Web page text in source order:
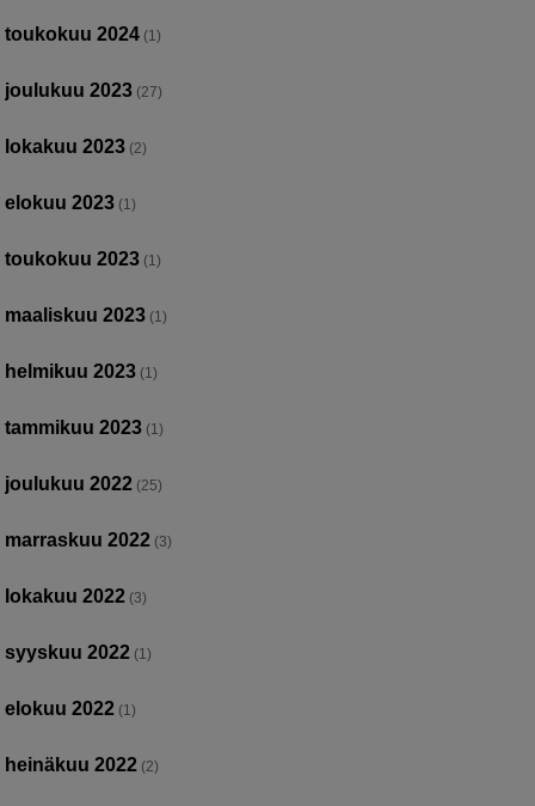
toukokuu 2024 (1)
joulukuu 2023 (27)
lokakuu 2023 (2)
elokuu 2023 (1)
toukokuu 2023 (1)
maaliskuu 2023 (1)
helmikuu 2023 (1)
tammikuu 2023 (1)
joulukuu 2022 (25)
marraskuu 2022 (3)
lokakuu 2022 (3)
syyskuu 2022 (1)
elokuu 2022 (1)
heinäkuu 2022 (2)